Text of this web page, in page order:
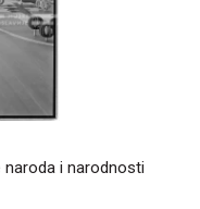
naroda i narodnosti